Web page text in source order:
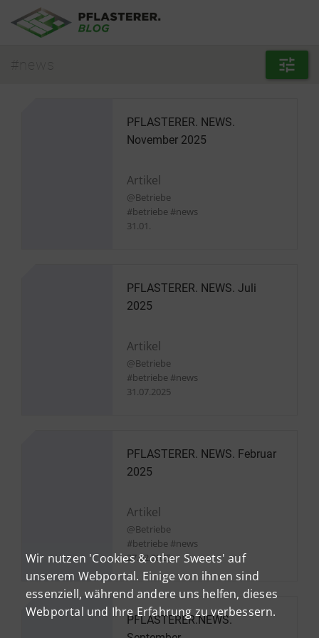
#news
PFLASTERER. NEWS.
November 2025
Artikel
@Betriebe
#betriebe #news
31.01.
PFLASTERER. NEWS. Juli
2025
Artikel
@Betriebe
#betriebe #news
31.07.2025
PFLASTERER. NEWS. Februar
2025
Artikel
@Betriebe
#betriebe #news
27.02.2025
PFLASTERER.NEWS.
Wir nutzen 'Cookies & other Sweets' auf
unserem Webportal. Einige von ihnen sind
essenziell, während andere uns helfen, dieses
Webportal und Ihre Erfahrung zu verbessern.